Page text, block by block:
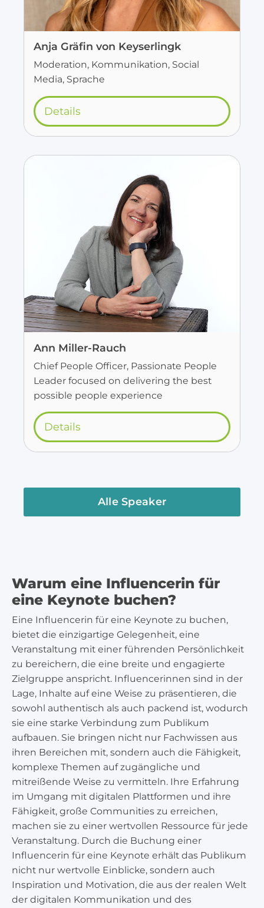
Anja Gräfin von Keyserlingk
Moderation, Kommunikation, Social
Media, Sprache
Details
Ann Miller-Rauch
Chief People Officer, Passionate People
Leader focused on delivering the best
possible people experience
Details
Alle Speaker
Warum eine Influencerin für
eine Keynote buchen?
Eine Influencerin für eine Keynote zu buchen,
bietet die einzigartige Gelegenheit, eine
Veranstaltung mit einer führenden Persönlichkeit
zu bereichern, die eine breite und engagierte
Zielgruppe anspricht. Influencerinnen sind in der
Lage, Inhalte auf eine Weise zu präsentieren, die
sowohl authentisch als auch packend ist, wodurch
sie eine starke Verbindung zum Publikum
aufbauen. Sie bringen nicht nur Fachwissen aus
ihren Bereichen mit, sondern auch die Fähigkeit,
komplexe Themen auf zugängliche und
mitreißende Weise zu vermitteln. Ihre Erfahrung
im Umgang mit digitalen Plattformen und ihre
Fähigkeit, große Communities zu erreichen,
machen sie zu einer wertvollen Ressource für jede
Veranstaltung. Durch die Buchung einer
Influencerin für eine Keynote erhält das Publikum
nicht nur wertvolle Einblicke, sondern auch
Inspiration und Motivation, die aus der realen Welt
der digitalen Kommunikation und des